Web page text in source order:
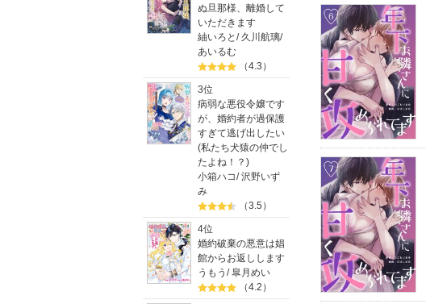
ぬ旦那様、離婚して
いただきます
紬いろと / 久川航璃/
あいるむ
（4.3）
3位
病弱な悪役令嬢です
が、婚約者が過保護
すぎて逃げ出したい
(私たち犬猿の仲でし
たよね！？)
小箱ハコ/沢野いず
み
（3.5）
4位
婚約破棄の悪意は娼
館からお返しします
うもう /皐月めい
（4.2）